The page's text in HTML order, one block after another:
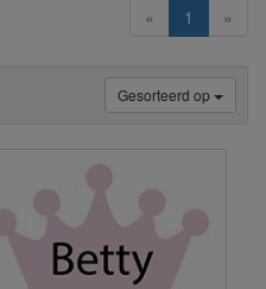
« 1 (current)
»
Gesorteerd op